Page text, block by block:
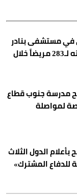
في مستشفى بنادر
بالصومال يقدم خدماته لـ283 مريضاً خلال
مدرسة جنوب قطاع
لمواصلة
الدول الثلاث
للدفاع المشترك»